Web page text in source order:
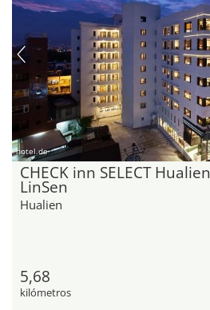
hotel.de
CHECK inn SELECT Hualien
LinSen
Hualien
5,68
kilómetros